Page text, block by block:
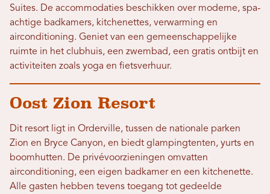
Suites. De accommodaties beschikken over moderne, spa-
achtige badkamers, kitchenettes, verwarming en
airconditioning. Geniet van een gemeenschappelijke
ruimte in het clubhuis, een zwembad, een gratis ontbijt en
activiteiten zoals yoga en fietsverhuur.
Oost Zion Resort
Dit resort ligt in Orderville, tussen de nationale parken
Zion en Bryce Canyon, en biedt glampingtenten, yurts en
boomhutten. De privévoorzieningen omvatten
airconditioning, een eigen badkamer en een kitchenette.
Alle gasten hebben tevens toegang tot gedeelde